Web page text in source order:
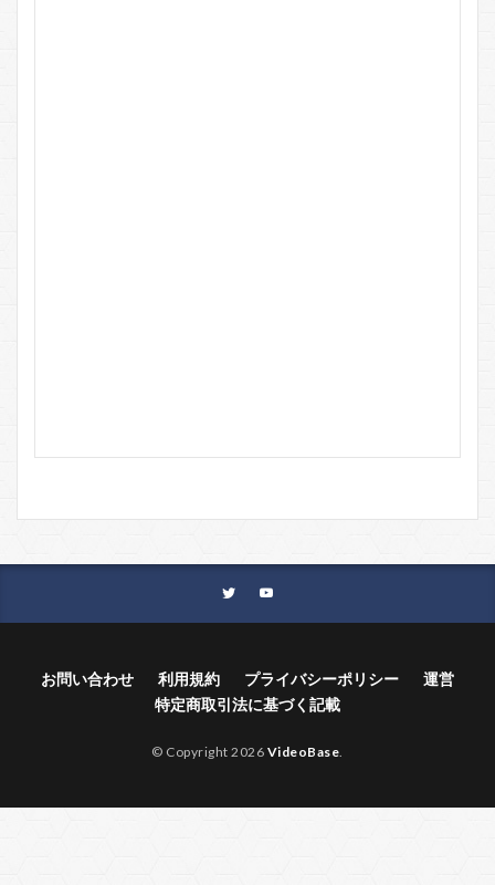
お問い合わせ 利用規約 プライバシーポリシー
運営
特定商取引法に基づく記載
© Copyright 2026 VideoBase.